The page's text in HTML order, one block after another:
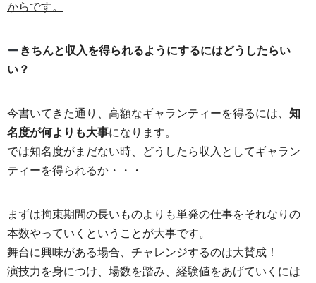
からです。
きちんと収入を得られるようにするにはどうしたらい
い？
今書いてきた通り、高額なギャランティーを得るには、 知
名度が何よりも大事になります。
では知名度がまだない時、どうしたら収入としてギャラン
ティーを得られるか・・・
まずは拘束期間の長いものよりも単発の仕事をそれなりの
本数やっていくということが大事です。
舞台に興味がある場合、チャレンジするのは大賛成！
演技力を身につけ、場数を踏み、経験値をあげていくには